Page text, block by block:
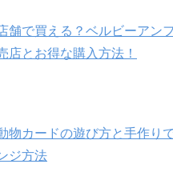
舗で買える？ベルビーアン
店とお得な購入方法！
物カードの遊び方と手作り
ジ方法